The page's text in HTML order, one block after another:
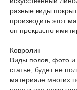
разные виды
производить этот
он прекрасно
Ковролин
Виды полов, фото и
статье, будет не
материале многих